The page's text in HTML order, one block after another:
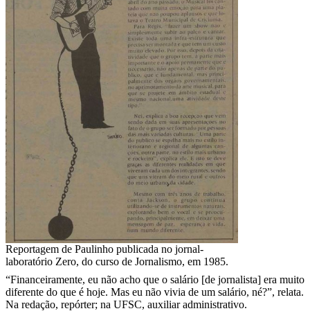
Reportagem de Paulinho publicada no jornal-
laboratório Zero, do curso de Jornalismo, em 1985.
“Financeiramente, eu não acho que o salário [de jornalista] era muito
diferente do que é hoje. Mas eu não vivia de um salário, né?”, relata.
Na redação, repórter; na UFSC, auxiliar administrativo.